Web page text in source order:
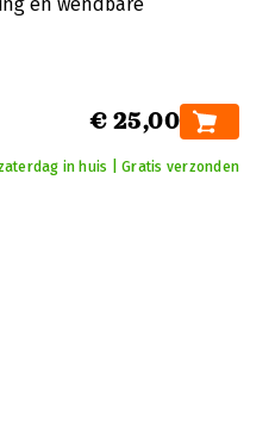
€ 25,00
in huis | Gratis verzonden